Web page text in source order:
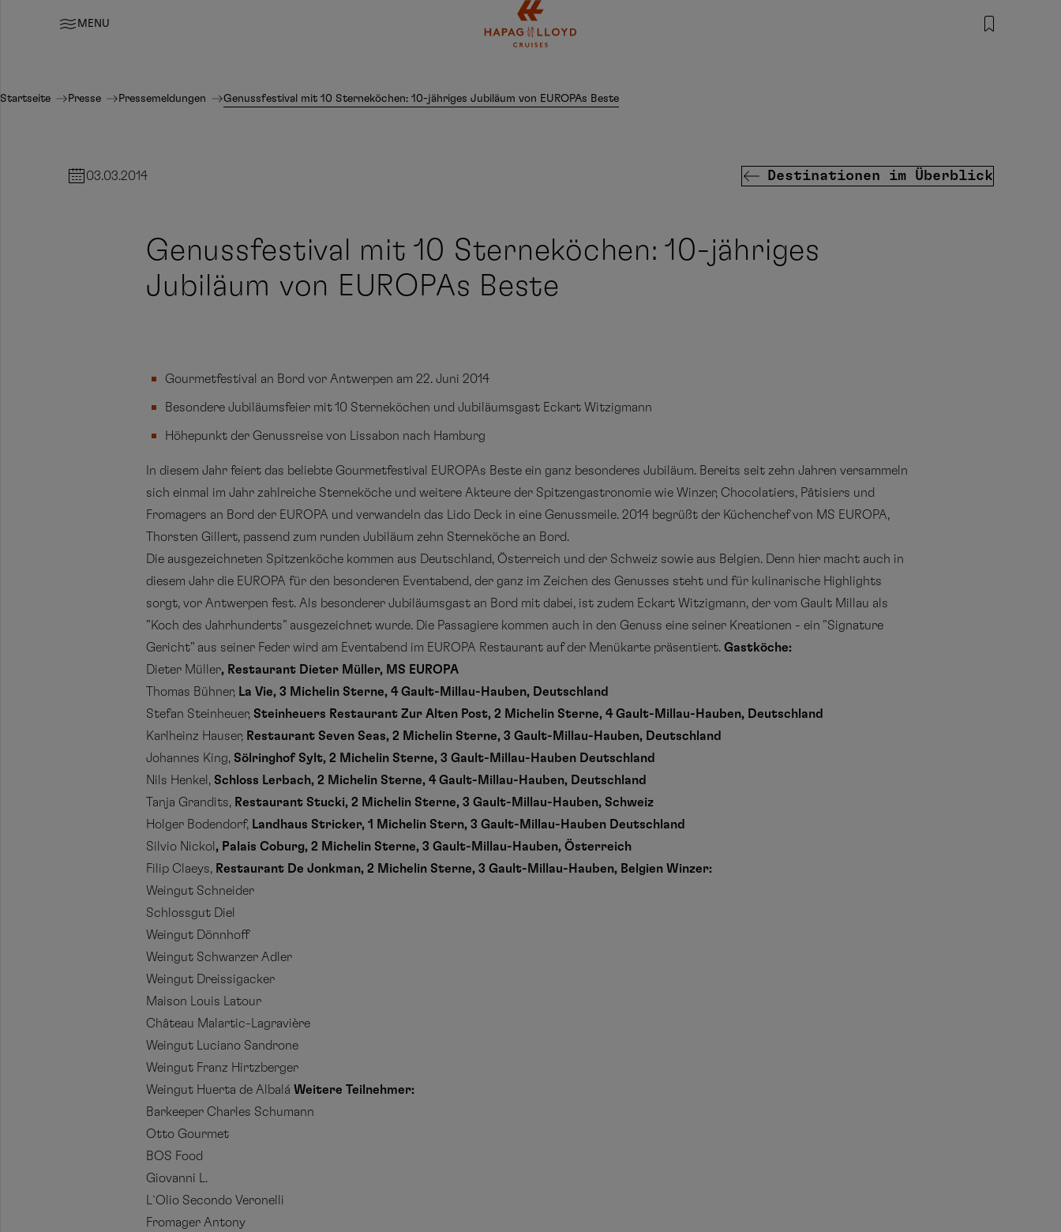
Springe zum Hauptinhalt
MENU
Startseite Presse Pressemeldungen Genussfestival mit 10 Sterneköchen: 10-jähriges Jubiläum von EUROPAs Beste
03.03.2014 Destinationen im Überblick
Genussfestival mit 10 Sterneköchen: 10-jähriges
Jubiläum von EUROPAs Beste
Gourmetfestival an Bord vor Antwerpen am 22. Juni 2014
Besondere Jubiläumsfeier mit 10 Sterneköchen und Jubiläumsgast Eckart Witzigmann
Höhepunkt der Genussreise von Lissabon nach Hamburg
In diesem Jahr feiert das beliebte Gourmetfestival EUROPAs Beste ein ganz besonderes Jubiläum. Bereits seit zehn Jahren versammeln
sich einmal im Jahr zahlreiche Sterneköche und weitere Akteure der Spitzengastronomie wie Winzer, Chocolatiers, Pâtisiers und
Fromagers an Bord der EUROPA und verwandeln das Lido Deck in eine Genussmeile. 2014 begrüßt der Küchenchef von MS EUROPA,
Thorsten Gillert, passend zum runden Jubiläum zehn Sterneköche an Bord.
Die ausgezeichneten Spitzenköche kommen aus Deutschland, Österreich und der Schweiz sowie aus Belgien. Denn hier macht auch in
diesem Jahr die EUROPA für den besonderen Eventabend, der ganz im Zeichen des Genusses steht und für kulinarische Highlights
sorgt, vor Antwerpen fest. Als besonderer Jubiläumsgast an Bord mit dabei, ist zudem Eckart Witzigmann, der vom Gault Millau als
"Koch des Jahrhunderts" ausgezeichnet wurde. Die Passagiere kommen auch in den Genuss eine seiner Kreationen - ein "Signature
Gericht" aus seiner Feder wird am Eventabend im EUROPA Restaurant auf der Menükarte präsentiert.Gastköche:
Dieter Müller, Restaurant Dieter Müller, MS EUROPA
Thomas Bühner, La Vie, 3 Michelin Sterne, 4 Gault-Millau-Hauben, Deutschland
Stefan Steinheuer,Steinheuers Restaurant Zur Alten Post, 2 Michelin Sterne, 4 Gault-Millau-Hauben, Deutschland
Karlheinz Hauser, Restaurant Seven Seas, 2 Michelin Sterne, 3 Gault-Millau-Hauben, Deutschland
Johannes King,Sölringhof Sylt, 2 Michelin Sterne, 3 Gault-Millau-Hauben Deutschland
Nils Henkel, Schloss Lerbach, 2 Michelin Sterne, 4 Gault-Millau-Hauben, Deutschland
Tanja Grandits, Restaurant Stucki, 2 Michelin Sterne, 3 Gault-Millau-Hauben, Schweiz
Holger Bodendorf, Landhaus Stricker, 1 Michelin Stern, 3 Gault-Millau-Hauben Deutschland
Silvio Nickol, Palais Coburg,2 Michelin Sterne, 3 Gault-Millau-Hauben, Österreich
Filip Claeys, Restaurant De Jonkman, 2 Michelin Sterne, 3 Gault-Millau-Hauben, Belgien Winzer:
Weingut Schneider
Schlossgut Diel
Weingut Dönnhoff
Weingut Schwarzer Adler
Weingut Dreissigacker
Maison Louis Latour
Château Malartic-Lagravière
Weingut Luciano Sandrone
Weingut Franz Hirtzberger
Weingut Huerta de AlbaláWeitere Teilnehmer:
Barkeeper Charles Schumann
Otto Gourmet
BOS Food
Giovanni L.
L`Olio Secondo Veronelli
Fromager Antony